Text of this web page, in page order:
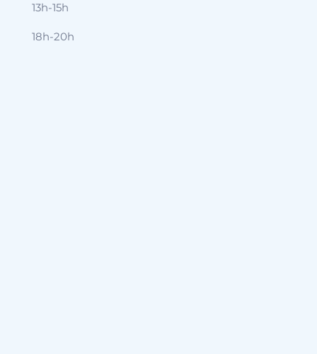
13h-15h
18h-20h